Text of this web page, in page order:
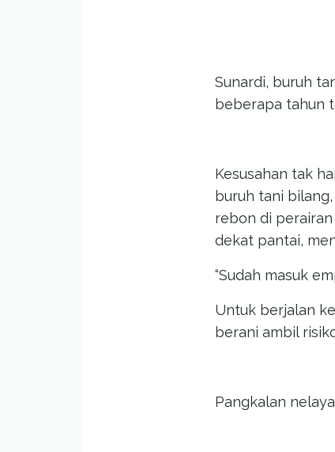
Sunardi, buruh
beberapa tahun
Kesusahan tak
buruh tani
rebon di
dekat pantai,
“Sudah masuk
Untuk berjalan
berani ambil
Pangkalan